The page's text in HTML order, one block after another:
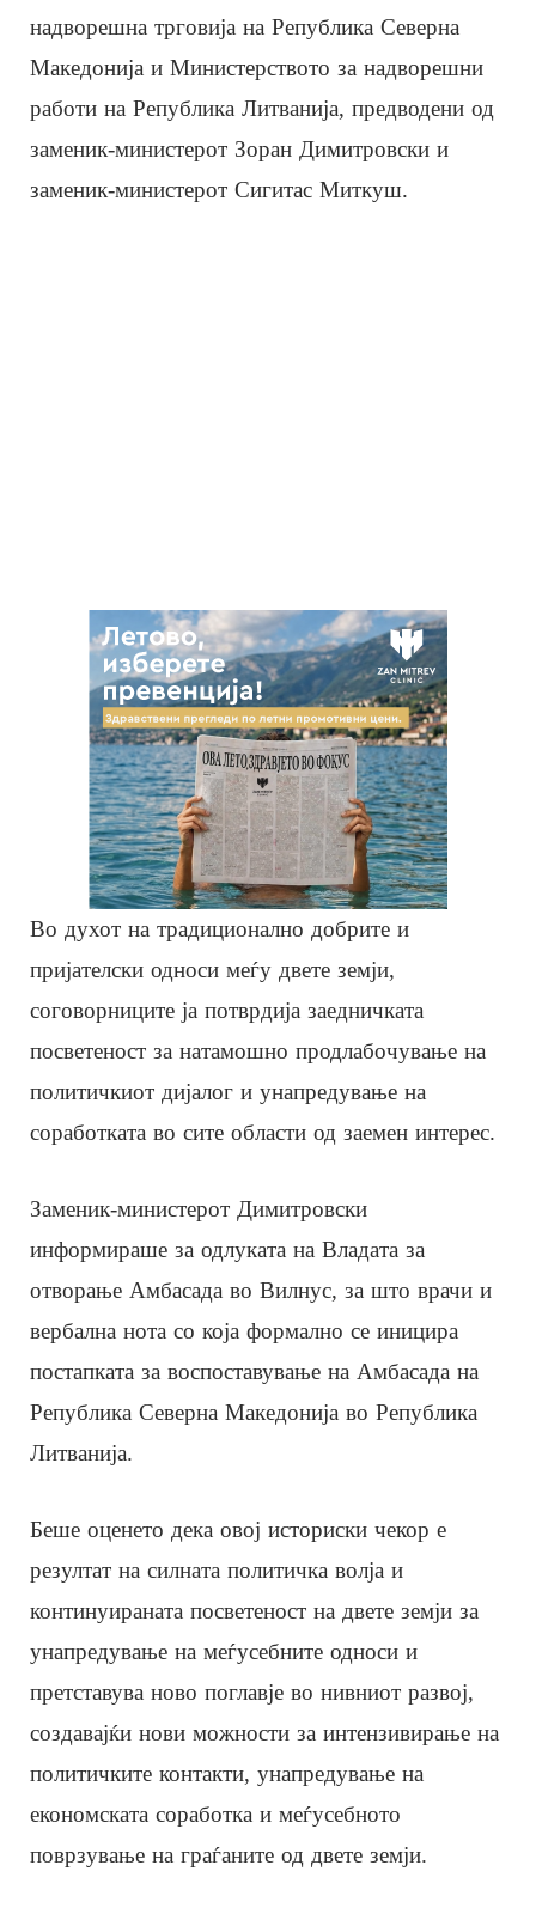
надворешна трговија на Република Северна
Македонија и Министерството за надворешни
работи на Република Литванија, предводени од
заменик-министерот Зоран Димитровски и
заменик-министерот Сигитас Миткуш.
Во духот на традиционално добрите и
пријателски односи меѓу двете земји,
соговорниците ја потврдија заедничката
посветеност за натамошно продлабочување на
политичкиот дијалог и унапредување на
соработката во сите области од заемен интерес.
Заменик-министерот Димитровски
информираше за одлуката на Владата за
отворање Амбасада во Вилнус, за што врачи и
вербална нота со која формално се иницира
постапката за воспоставување на Амбасада на
Република Северна Македонија во Република
Литванија.
Беше оценето дека овој историски чекор е
резултат на силната политичка волја и
континуираната посветеност на двете земји за
унапредување на меѓусебните односи и
претставува ново поглавје во нивниот развој,
создавајќи нови можности за интензивирање на
политичките контакти, унапредување на
економската соработка и меѓусебното
поврзување на граѓаните од двете земји.